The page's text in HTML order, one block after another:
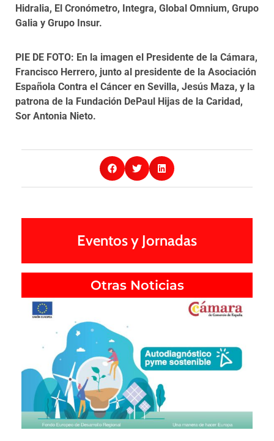
Hidralia, El Cronómetro, Integra, Global Omnium, Grupo
Galia y Grupo Insur.
PIE DE FOTO: En la imagen el Presidente de la Cámara,
Francisco Herrero, junto al presidente de la Asociación
Española Contra el Cáncer en Sevilla, Jesús Maza, y la
patrona de la Fundación DePaul Hijas de la Caridad,
Sor Antonia Nieto.
Eventos y Jornadas
Otras Noticias